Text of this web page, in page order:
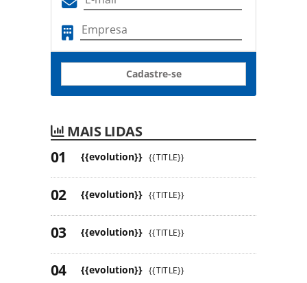
Cadastre-se
MAIS LIDAS
{{evolution}} {{TITLE}}
{{evolution}} {{TITLE}}
{{evolution}} {{TITLE}}
{{evolution}} {{TITLE}}